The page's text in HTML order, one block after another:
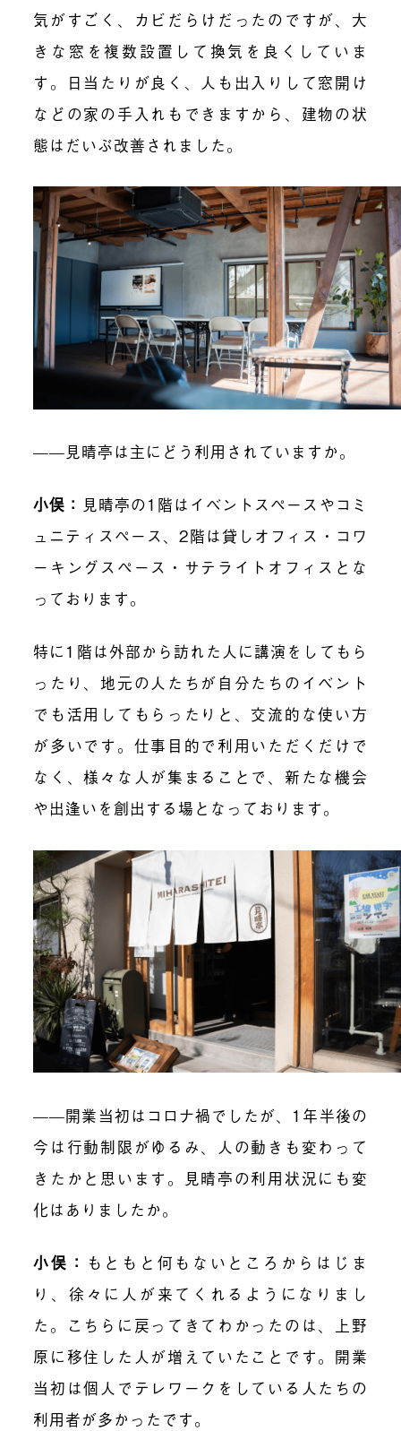
気がすごく、カビだらけだったのですが、大
きな窓を複数設置して換気を良くしていま
す。日当たりが良く、人も出入りして窓開け
などの家の手入れもできますから、建物の状
態はだいぶ改善されました。
——見晴亭は主にどう利用されていますか。
小俣： 見晴亭の1階はイベントスペースやコミ
ュニティスペース、2階は貸しオフィス・コワ
ーキングスペース・サテライトオフィスとな
っております。
特に1階は外部から訪れた人に講演をしてもら
ったり、地元の人たちが自分たちのイベント
でも活用してもらったりと、交流的な使い方
が多いです。仕事目的で利用いただくだけで
なく、様々な人が集まることで、新たな機会
や出逢いを創出する場となっております。
——開業当初はコロナ禍でしたが、1年半後の
今は行動制限がゆるみ、人の動きも変わって
きたかと思います。見晴亭の利用状況にも変
化はありましたか。
小俣： もともと何もないところからはじま
り、徐々に人が来てくれるようになりまし
た。こちらに戻ってきてわかったのは、上野
原に移住した人が増えていたことです。開業
当初は個人でテレワークをしている人たちの
利用者が多かったです。